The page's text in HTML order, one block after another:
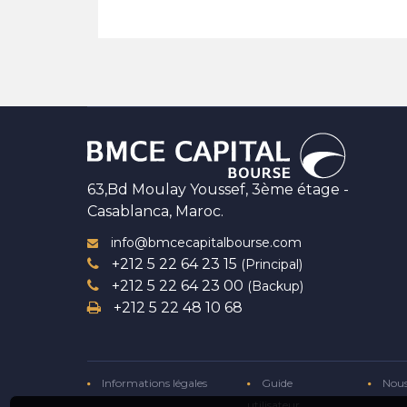
63,Bd Moulay Youssef, 3ème étage -
Casablanca, Maroc.
info@bmcecapitalbourse.com
+212 5 22 64 23 15 (Principal)
+212 5 22 64 23 00 (Backup)
+212 5 22 48 10 68
Informations légales
Guide